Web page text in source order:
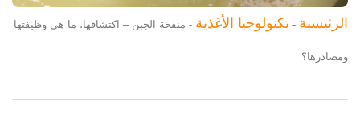
الرئيسية - تكنولوجيا الأغذية - منفحَة الجبن – اكتشافها، ما هي وظيفتها
ومصادرها؟